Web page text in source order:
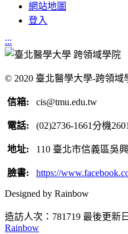
網站地圖
登入
:::
© 2020 臺北醫學大學-跨領域
信箱: cis@tmu.edu.tw
電話: (02)2736-1661分機
地址: 110 臺北市信義區吳
臉書: https://
Designed by Rainbow
造訪人次：781719 最後更新
Rainbow